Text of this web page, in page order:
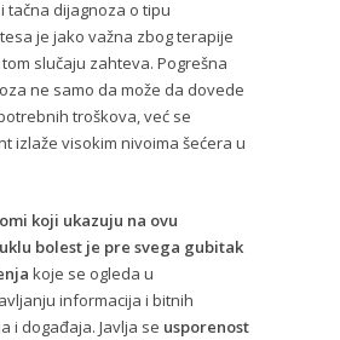
tačna dijagnoza o tipu
je jako važna zbog terapije
slučaju zahteva. Pogrešna
ne samo da može da dovede
troškova, već se
izlaže visokim nivoima šećera u
koji ukazuju na ovu
bolest je pre svega gubitak
koje se ogleda u
informacija i bitnih
i događaja. Javlja se usporenost